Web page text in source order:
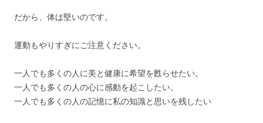
だから、体は堅いのです。
運動もやりすぎにご注意ください。
一人でも多くの人に美と健康に希望を甦らせたい。
一人でも多くの人の心に感動を起こしたい。
一人でも多くの人の記憶に私の知識と思いを残したい